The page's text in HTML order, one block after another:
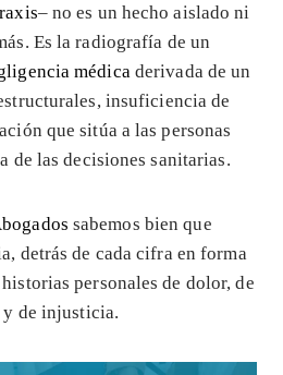
– no es un hecho aislado ni
Es la radiografía de un
médica derivada de un
insuficiencia de
que sitúa a las personas
de las decisiones sanitarias.
sabemos bien que
detrás de cada cifra en forma
personales de dolor, de
de injusticia.